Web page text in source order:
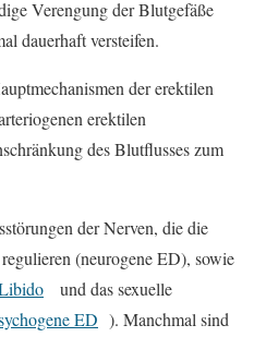
Verengung der Blutgefäße
dauerhaft versteifen.
der erektilen
erektilen
des Blutflusses zum
der Nerven, die die
(neurogene ED), sowie
und das sexuelle
ED ). Manchmal sind